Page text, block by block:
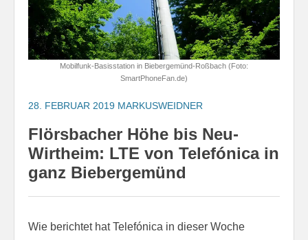
Mobilfunk-Basisstation in Biebergemünd-Roßbach (Foto:
SmartPhoneFan.de)
28. FEBRUAR 2019 MARKUSWEIDNER
Flörsbacher Höhe bis Neu-
Wirtheim: LTE von Telefónica in
ganz Biebergemünd
Wie berichtet hat Telefónica in dieser Woche